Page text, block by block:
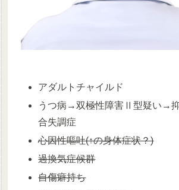
アダルトチャイルド
うつ病→双極性障害Ⅱ型疑い→
合失調症
心因性嘔吐(↑の身体症状？)
過換気症候群
自傷癖持ち